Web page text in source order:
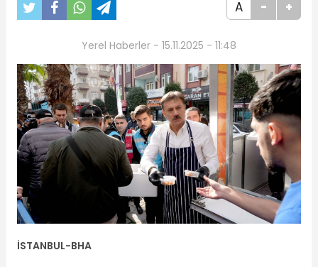
A - +
Yerel Haberler - 15.11.2025 - 11:48
İSTANBUL-BHA